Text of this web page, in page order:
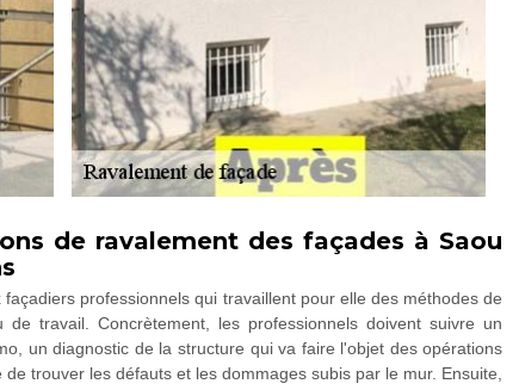
de ravalement des façades à Saou
professionnels qui travaillent pour elle des méthodes de
travail. Concrètement, les professionnels doivent suivre un
un diagnostic de la structure qui va faire l'objet des opérations
trouver les défauts et les dommages subis par le mur. Ensuite,